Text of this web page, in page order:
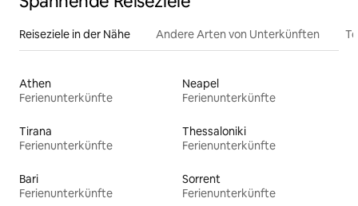
Reiseziele in der Nähe Andere Arten von Unterkünften
Athen
Ferienunterkünfte
Neapel
Ferienunterkünfte
Tirana
Ferienunterkünfte
Thessaloniki
Ferienunterkünfte
Bari
Ferienunterkünfte
Sorrent
Ferienunterkünfte